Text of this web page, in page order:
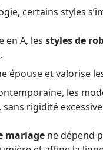
certains styles
en A, les styles de
épouse et valorise
les
rigidité
mariage ne dépend